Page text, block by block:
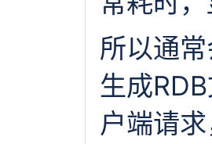
所以通
生成
户端请